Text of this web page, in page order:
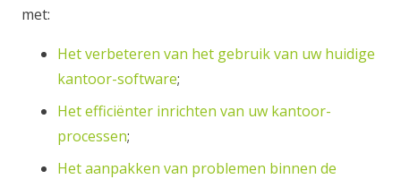
met:
Het verbeteren van het gebruik van uw huidige
kantoor-software;
Het efficiënter inrichten van uw kantoor-
processen;
Het aanpakken van problemen binnen de